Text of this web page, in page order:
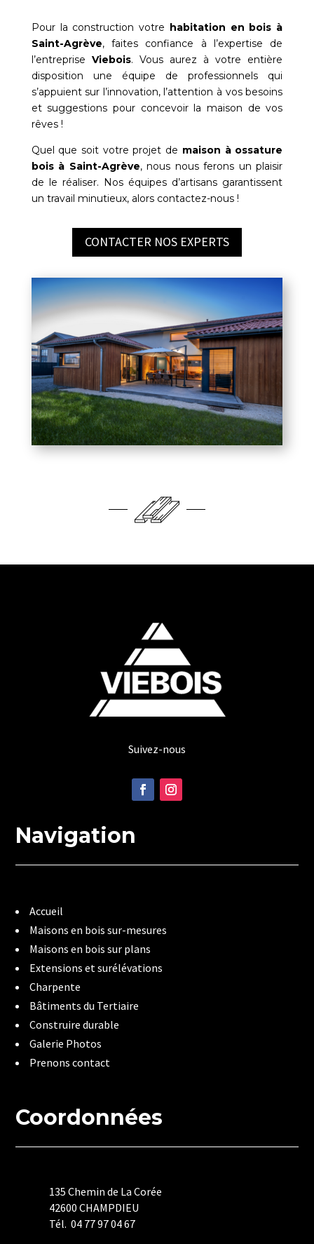
Pour la construction votre habitation en bois à
Saint-Agrève, faites confiance à l’expertise de
l’entreprise Viebois. Vous aurez à votre entière
disposition une équipe de professionnels qui
s’appuient sur l’innovation, l’attention à vos besoins
et suggestions pour concevoir la maison de vos
rêves !
Quel que soit votre projet de maison à ossature
bois à Saint-Agrève, nous nous ferons un plaisir
de le réaliser. Nos équipes d’artisans garantissent
un travail minutieux, alors contactez-nous !
CONTACTER NOS EXPERTS
Suivez-nous
Navigation
Accueil
Maisons en bois sur-mesures
Maisons en bois sur plans
Extensions et surélévations
Charpente
Bâtiments du Tertiaire
Construire durable
Galerie Photos
Prenons contact
Coordonnées
135 Chemin de La Corée
42600 CHAMPDIEU
Tél. 04 77 97 04 67